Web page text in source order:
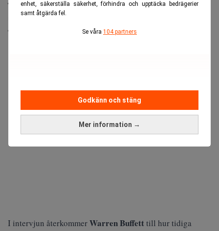
enhet, säkerställa säkerhet, förhindra och upptäcka bedrägerier
samt åtgärda fel.
Se våra 104 partners
Mer information →
Godkänn och stäng
Warren Buffett fyller 96 nästa månad. I en intervju
med CNBC ser han tillbaka på sin investeringskarriär
och beskriver den som ett resultat av tillfälligheter.
I intervjun återkommerWarren Buffetttill hur tidiga